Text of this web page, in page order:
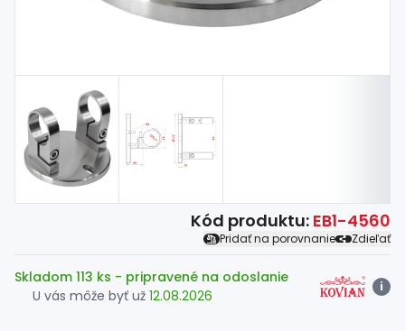
Kód produktu: EB1-4560
Pridať na porovnanie Zdieľať
Skladom 113 ks - pripravené na odoslanie
U vás môže byť už 12.08.2026
i